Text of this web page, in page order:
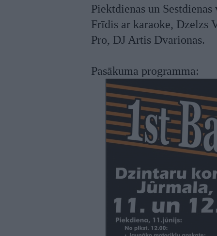
Piektdienas un
Frīdis ar karaoke, Dzelzs
Pro, DJ Artis Dvarionas.
Pasākuma programma: